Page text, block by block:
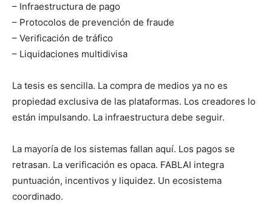
– Infraestructura de pago
– Protocolos de prevención de fraude
– Verificación de tráfico
– Liquidaciones multidivisa
La tesis es sencilla. La compra de medios ya no es
propiedad exclusiva de las plataformas. Los creadores lo
están impulsando. La infraestructura debe seguir.
La mayoría de los sistemas fallan aquí. Los pagos se
retrasan. La verificación es opaca. FABLAI integra
puntuación, incentivos y liquidez. Un ecosistema
coordinado.